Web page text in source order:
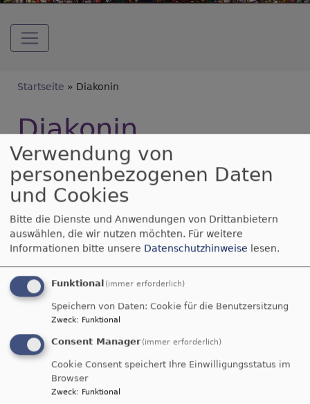
Hauptnavigation
Breadcrumb
Startseite Diakonin
Diakonin
Weihnachtsgeschenk für
die Region
Die seit eineinhalb Jahren andauernde Vakanzzeit
auf der Pfarrstelle in Erbendorf und
Windischeschenbach hat bald ein Ende...
Weiterlesen
Weihnachtsgeschenk
die
Region
Verwendung von
personenbezogenen Daten
und Cookies
Bitte die Dienste und Anwendungen von Drittanbietern
auswählen, die wir nutzen möchten. Für weitere
Informationen bitte unsere Datenschutzhinweise lesen.
Funktional (immer erforderlich)
Speichern von Daten: Cookie für die Benutzersitzung
Zweck: Funktional
Consent Manager (immer erforderlich)
Cookie Consent speichert Ihre Einwilligungsstatus im
Browser
Zweck: Funktional